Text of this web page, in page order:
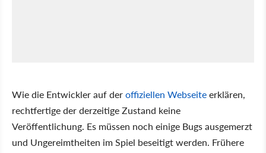
Wie die Entwickler auf deroffiziellen Webseiteerklären,
rechtfertige der derzeitige Zustand keine
Veröffentlichung. Es müssen noch einige Bugs ausgemerzt
und Ungereimtheiten im Spiel beseitigt werden. Frühere